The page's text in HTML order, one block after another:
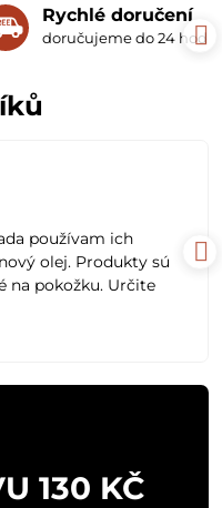
Rychlé doručení
doručujeme do 24 hodin
používam ich
olej. Produkty sú
na pokožku. Určite
130 KČ